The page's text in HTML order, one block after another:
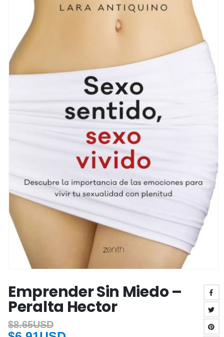
Emprender Sin Miedo –
Peralta Hector
$8.65USD